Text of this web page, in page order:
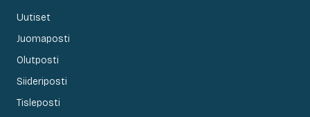
Uutiset
Juomaposti
Olutposti
Siideriposti
Tisleposti